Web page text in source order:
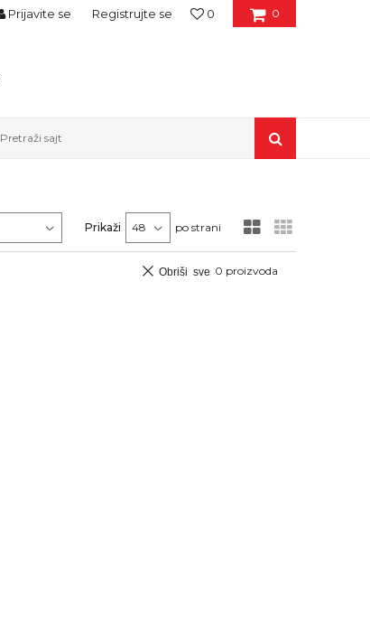
0
0
Prijavite se Registrujte se
Pretraži sajt
Prikaži po strani
0 proizvoda
Obriši sve